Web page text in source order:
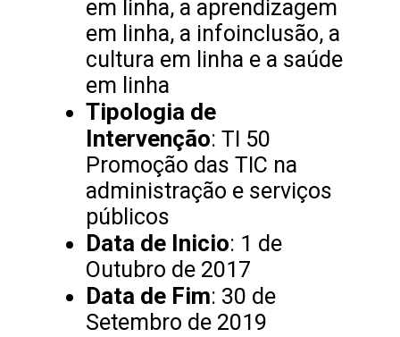
em linha, a aprendizagem
em linha, a infoinclusão, a
cultura em linha e a saúde
em linha
Tipologia de
Intervenção: TI 50
Promoção das TIC na
administração e serviços
públicos
Data de Inicio: 1 de
Outubro de 2017
Data de Fim: 30 de
Setembro de 2019